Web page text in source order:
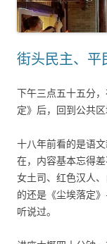
街头民主、平
下午三点五十五分
定》后，回到公共
十八年前看的是语
在，内容基本忘得
女土司、红色汉人
的还是《尘埃落定
听说过。